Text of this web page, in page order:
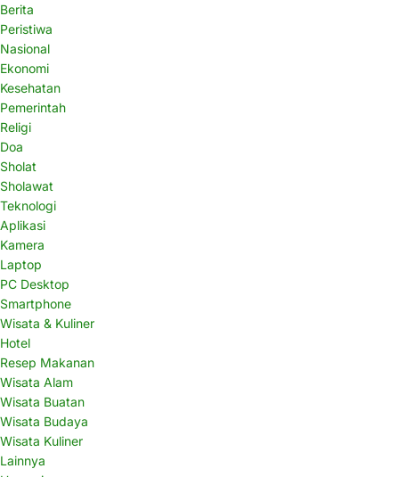
Berita
Peristiwa
Nasional
Ekonomi
Kesehatan
Pemerintah
Religi
Doa
Sholat
Sholawat
Teknologi
Aplikasi
Kamera
Laptop
PC Desktop
Smartphone
Wisata & Kuliner
Hotel
Resep Makanan
Wisata Alam
Wisata Buatan
Wisata Budaya
Wisata Kuliner
Lainnya